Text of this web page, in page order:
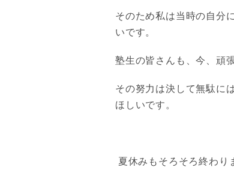
そのため私は当時の自分に
いです。
塾生の皆さんも、今、頑
その努力は決して無駄に
ほしいです。
夏休みもそろそろ終わり